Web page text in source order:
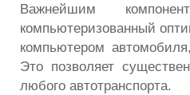
Важнейшим
компьютеризованный
компьютером
Это позволяет
любого автотранспорта.